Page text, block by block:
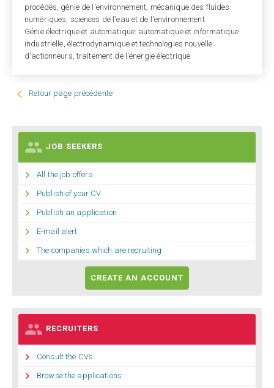
procédés, génie de l'environnement, mécanique des fluides
numériques, sciences de l'eau et de l'environnement
Génie électrique et automatique: automatique et informatique
industrielle, électrodynamique et technologies nouvelle
d'actionneurs, traitement de l'énergie électrique
 Retour page précédente
 JOB SEEKERS
 All the job offers
 Publish of your CV
 Publish an application
 E-mail alert
 The companies which are recruiting
CREATE AN ACCOUNT
 RECRUITERS
 Consult the CVs
 Browse the applications